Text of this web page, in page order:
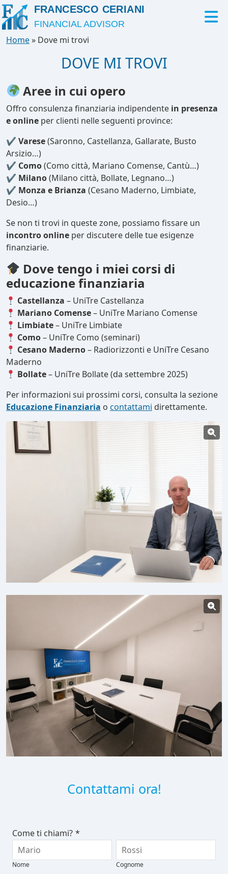
FRANCESCO CERIANI
FINANCIAL ADVISOR
Home» Dove mi trovi
DOVE MI TROVI
Aree in cui opero
Offro consulenza finanziaria indipendente in presenza
e online per clienti nelle seguenti province:
✔ Varese(Saronno, Castellanza, Gallarate, Busto
Arsizio…)
✔ Como(Como città, Mariano Comense, Cantù…)
✔ Milano(Milano città, Bollate, Legnano…)
✔ Monza e Brianza (Cesano Maderno, Limbiate,
Desio…)
Se non ti trovi in queste zone, possiamo fissare un
incontro online per discutere delle tue esigenze
finanziarie.
Dove tengo i miei corsi di
educazione finanziaria
Castellanza – UniTre Castellanza
Mariano Comense– UniTre Mariano Comense
Limbiate– UniTre Limbiate
Como– UniTre Como (seminari)
Cesano Maderno– Radiorizzonti e UniTre Cesano
Maderno
Bollate– UniTre Bollate (da settembre 2025)
Per informazioni sui prossimi corsi, consulta la sezione
Educazione Finanziaria o contattami direttamente.
Contattami ora!
Come ti chiami? *
Nome Cognome